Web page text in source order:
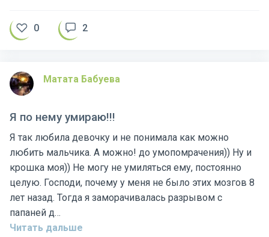
Матата Бабуева
Я по нему умираю!!!
Я так любила девочку и не понимала как можно
любить мальчика. А можно! до умопомрачения)) Ну и
крошка моя)) Не могу не умиляться ему, постоянно
целую. Господи, почему у меня не было этих мозгов 8
лет назад. Тогда я заморачивалась разрывом с
папаней д…
Читать дальше